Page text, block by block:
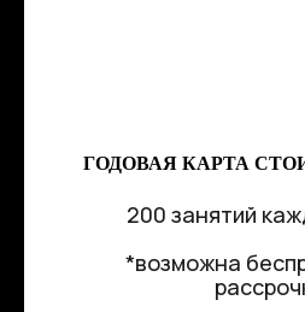
ГОДОВАЯ КАРТА
200 занятий
*возможна